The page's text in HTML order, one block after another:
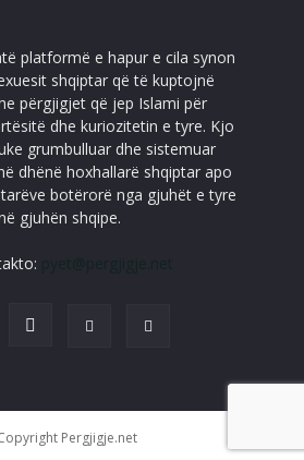
platformë e hapur e cila synon
shqiptar që të kuptojnë
përgjigjet që jep Islami për
dhe kuriozitetin e tyre. Kjo
grumbulluar dhe sistemuar
dhënë hoxhallarë shqiptar apo
botërorë nga gjuhët e tyre
gjuhën shqipe.
Pergjigje.net